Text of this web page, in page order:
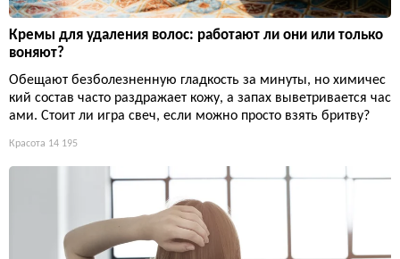
Кремы для удаления волос: работают ли они или только
воняют?
Обещают безболезненную гладкость за минуты, но химичес
кий состав часто раздражает кожу, а запах выветривается час
ами. Стоит ли игра свеч, если можно просто взять бритву?
Красота 14 195